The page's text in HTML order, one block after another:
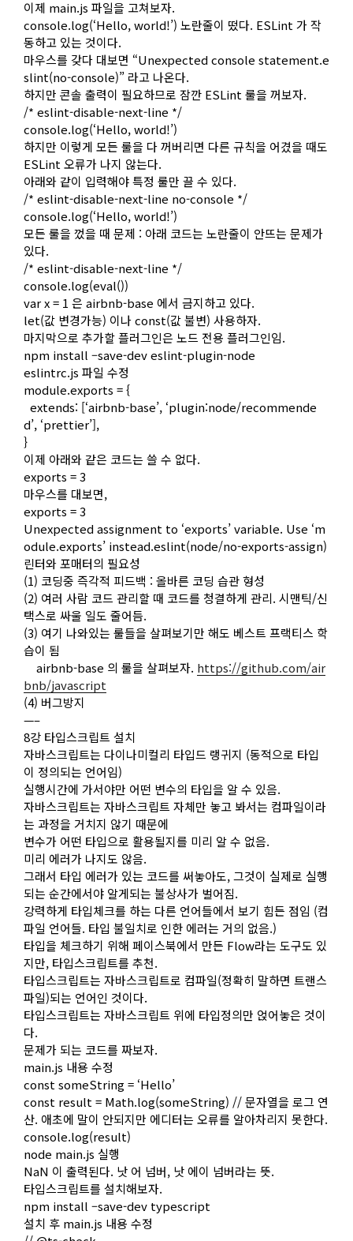
이제 main.js 파일을 고쳐보자.
console.log(‘Hello, world!’) 노란줄이 떴다. ESLint 가 작
동하고 있는 것이다.
마우스를 갖다 대보면 “Unexpected console statement.e
slint(no-console)” 라고 나온다.
하지만 콘솔 출력이 필요하므로 잠깐 ESLint 룰을 꺼보자.
/* eslint-disable-next-line */
console.log(‘Hello, world!’)
하지만 이렇게 모든 룰을 다 꺼버리면 다른 규칙을 어겼을 때도
ESLint 오류가 나지 않는다.
아래와 같이 입력해야 특정 룰만 끌 수 있다.
/* eslint-disable-next-line no-console */
console.log(‘Hello, world!’)
모든 룰을 껐을 때 문제 : 아래 코드는 노란줄이 안뜨는 문제가
있다.
/* eslint-disable-next-line */
console.log(eval())
var x = 1 은 airbnb-base 에서 금지하고 있다.
let(값 변경가능) 이나 const(값 불변) 사용하자.
마지막으로 추가할 플러그인은 노드 전용 플러그인임.
npm install –save-dev eslint-plugin-node
eslintrc.js 파일 수정
module.exports = {
extends: [‘airbnb-base’, ‘plugin:node/recommende
d’, ‘prettier’],
}
이제 아래와 같은 코드는 쓸 수 없다.
exports = 3
마우스를 대보면,
exports = 3
Unexpected assignment to ‘exports’ variable. Use ‘m
odule.exports’ instead.eslint(node/no-exports-assign)
린터와 포매터의 필요성
(1) 코딩중 즉각적 피드백 : 올바른 코딩 습관 형성
(2) 여러 사람 코드 관리할 때 코드를 청결하게 관리. 시맨틱/신
택스로 싸울 일도 줄어듬.
(3) 여기 나와있는 룰들을 살펴보기만 해도 베스트 프랙티스 학
습이 됨
airbnb-base 의 룰을 살펴보자. https://github.com/air
bnb/javascript
(4) 버그방지
—–
8강 타입스크립트 설치
자바스크립트는 다이나미컬리 타입드 랭귀지 (동적으로 타입
이 정의되는 언어임)
실행시간에 가서야만 어떤 변수의 타입을 알 수 있음.
자바스크립트는 자바스크립트 자체만 놓고 봐서는 컴파일이라
는 과정을 거치지 않기 때문에
변수가 어떤 타입으로 활용될지를 미리 알 수 없음.
미리 에러가 나지도 않음.
그래서 타입 에러가 있는 코드를 써놓아도, 그것이 실제로 실행
되는 순간에서야 알게되는 불상사가 벌어짐.
강력하게 타입체크를 하는 다른 언어들에서 보기 힘든 점임 (컴
파일 언어들. 타입 불일치로 인한 에러는 거의 없음.)
타입을 체크하기 위해 페이스북에서 만든 Flow라는 도구도 있
지만, 타입스크립트를 추천.
타입스크립트는 자바스크립트로 컴파일(정확히 말하면 트랜스
파일)되는 언어인 것이다.
타입스크립트는 자바스크립트 위에 타입정의만 얹어놓은 것이
다.
문제가 되는 코드를 짜보자.
main.js 내용 수정
const someString = ‘Hello’
const result = Math.log(someString) // 문자열을 로그 연
산. 애초에 말이 안되지만 에디터는 오류를 알아차리지 못한다.
console.log(result)
node main.js 실행
NaN 이 출력된다. 낫 어 넘버, 낫 에이 넘버라는 뜻.
타입스크립트를 설치해보자.
npm install –save-dev typescript
설치 후 main.js 내용 수정